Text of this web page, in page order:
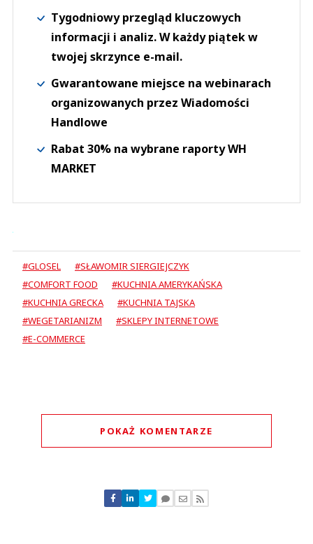
Tygodniowy przegląd kluczowych
informacji i analiz. W każdy piątek w
twojej skrzynce e-mail.
Gwarantowane miejsce na webinarach
organizowanych przez Wiadomości
Handlowe
Rabat 30% na wybrane raporty WH
MARKET
#GLOSEL
#SŁAWOMIR SIERGIEJCZYK
#COMFORT FOOD
#KUCHNIA AMERYKAŃSKA
#KUCHNIA GRECKA
#KUCHNIA TAJSKA
#WEGETARIANIZM
#SKLEPY INTERNETOWE
#E-COMMERCE
POKAŻ KOMENTARZE